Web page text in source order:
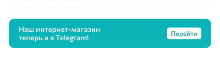
Наш интернет-магазин
теперь и в Telegram!
Перейти